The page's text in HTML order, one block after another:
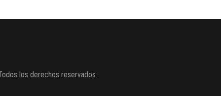
los derechos reservados.